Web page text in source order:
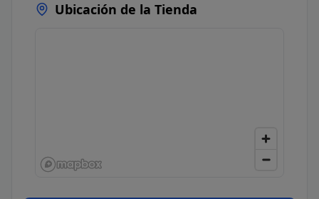
Ubicación de la Tienda